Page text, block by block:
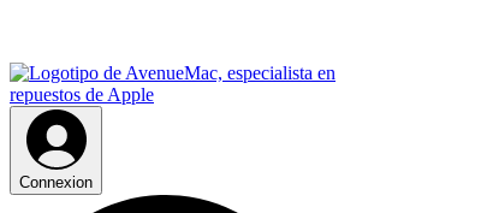
Connexion